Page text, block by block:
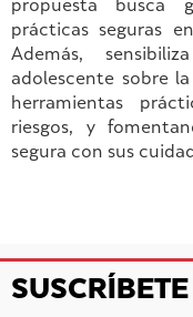
propuesta busca
prácticas seguras
Además,
adolescente sobre
herramientas
riesgos, y
segura con sus
SUSCRÍBETE